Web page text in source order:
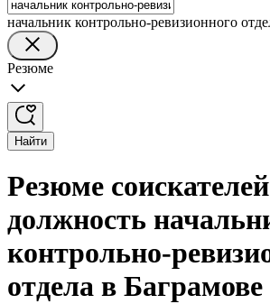
начальник контрольно-ревизионного
Резюме
Найти
Резюме
должность
контрольно-
отдела в Баграмове